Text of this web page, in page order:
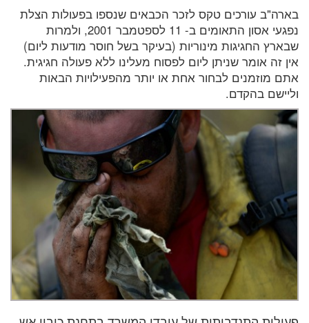
בארה"ב עורכים טקס לזכר הכבאים שנספו בפעולות הצלת
נפגעי אסון התאומים ב- 11 לספטמבר 2001, ולמרות
שבארץ החגיגות מינוריות (בעיקר בשל חוסר מודעות ליום)
אין זה אומר שניתן ליום לפסוח מעלינו ללא פעולה חגיגית.
אתם מוזמנים לבחור אחת או יותר מהפעילויות הבאות
וליישם בהקדם.